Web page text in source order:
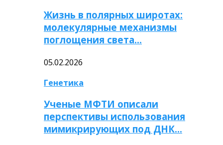
Жизнь в полярных широтах:
молекулярные механизмы
поглощения света…
05.02.2026
Генетика
Ученые МФТИ описали
перспективы использования
мимикрирующих под ДНК…